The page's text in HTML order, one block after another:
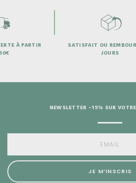
À PARTIR
SATISFAIT OU
JOURS
NEWSLETTER -15% SUR
JE M’INSCRIS